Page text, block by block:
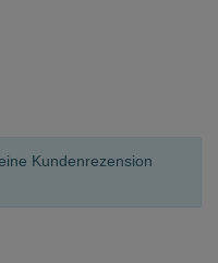
Kundenrezension